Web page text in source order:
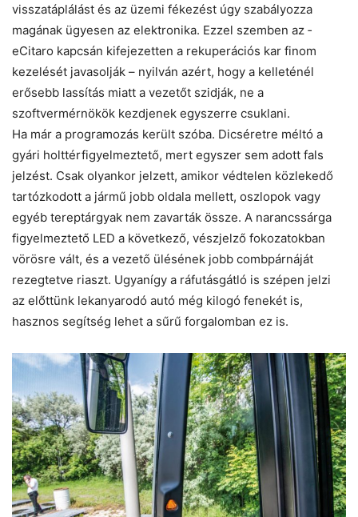
visszatáplálást és az üzemi fékezést úgy szabályozza
magának ügyesen az elektronika. Ezzel szemben az ­
eCitaro kapcsán kifejezetten a rekuperációs kar finom
kezelését javasolják – nyilván azért, hogy a kelleténél
erősebb lassítás miatt a vezetőt szidják, ne a
szoftvermérnökök kezdjenek egyszerre csuklani.
Ha már a programozás került szóba. Dicséretre méltó a
gyári holttérfigyelmeztető, mert egyszer sem adott fals
jelzést. Csak olyankor jelzett, amikor védtelen közlekedő
tartózkodott a jármű jobb oldala mellett, oszlopok vagy
egyéb tereptárgyak nem zavarták össze. A narancssárga
figyelmeztető LED a következő, vészjelző fokozatokban
vörösre vált, és a vezető ülésének jobb combpárnáját
rezegtetve riaszt. Ugyanígy a ráfutásgátló is szépen jelzi
az előttünk lekanyarodó autó még kilogó fenekét is,
hasznos segítség lehet a sűrű forgalomban ez is.